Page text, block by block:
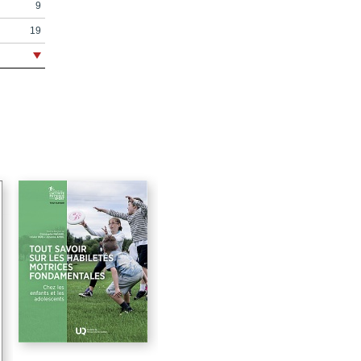
9
19
37
253
277